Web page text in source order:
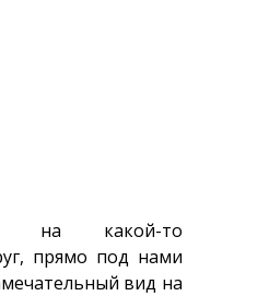
на какой-то
прямо под нами
вид на